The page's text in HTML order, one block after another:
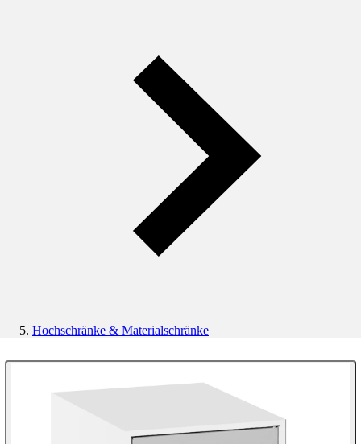
Hochschränke & Materialschränke